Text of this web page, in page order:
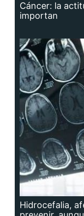
Cáncer: la
importan
Hidrocefalia,